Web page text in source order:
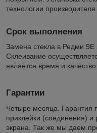
технологии
Срок выполнения
Замена стекла в Редми 9Е
Склеивание
является время и качество
Гарантии
Четыре месяца. Гарантия
приклейки (соединения) и
экрана. Так же мы даем